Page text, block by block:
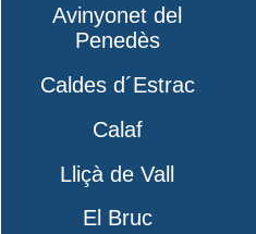
Avinyonet del
Penedès
Caldes d´Estrac
Calaf
Lliçà de Vall
El Bruc